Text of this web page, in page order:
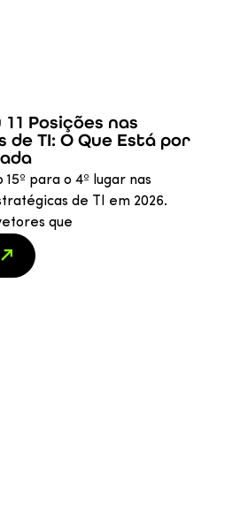
11 Posições nas
de TI: O Que Está por
15º para o 4º lugar nas
de TI em 2026.
que